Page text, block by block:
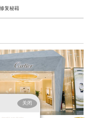
复秘籍
关闭